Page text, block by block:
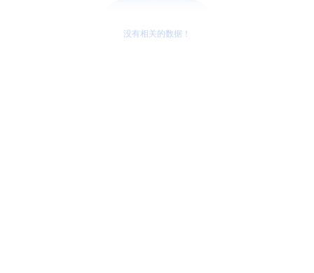
没有相关的数据！